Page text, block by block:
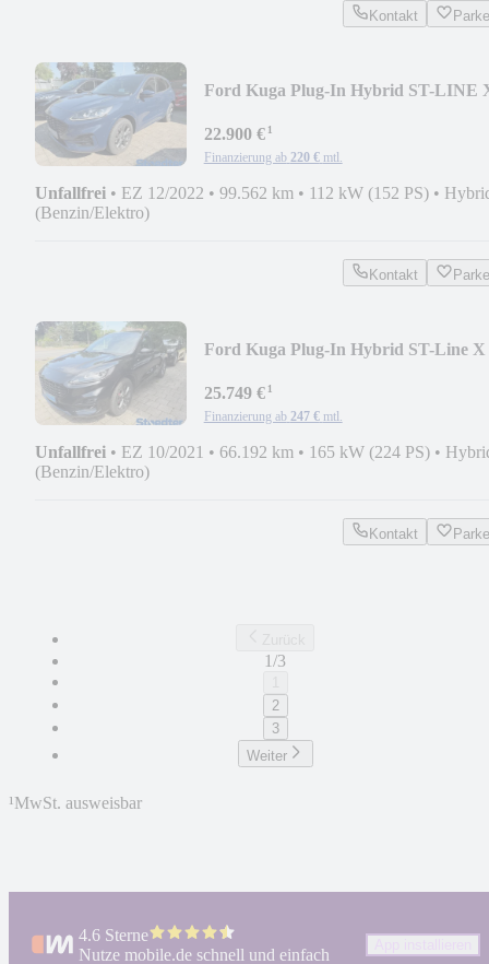
Kontakt
Ford Kuga Plug-In Hybrid ST-LINE
22.900 €¹
Finanzierung ab 220 € mtl.
Unfallfrei • EZ 12/2022 • 99.562 km • 112 kW (152 PS) •
(Benzin/Elektro)
Kontakt
Ford Kuga Plug-In Hybrid ST-Line X
25.749 €¹
Finanzierung ab 247 € mtl.
Unfallfrei • EZ 10/2021 • 66.192 km • 165 kW (224 PS) •
(Benzin/Elektro)
Kontakt
1/3
2
3
Weiter
¹MwSt. ausweisbar
4.6 Sterne
Nutze mobile.de schnell und einfach